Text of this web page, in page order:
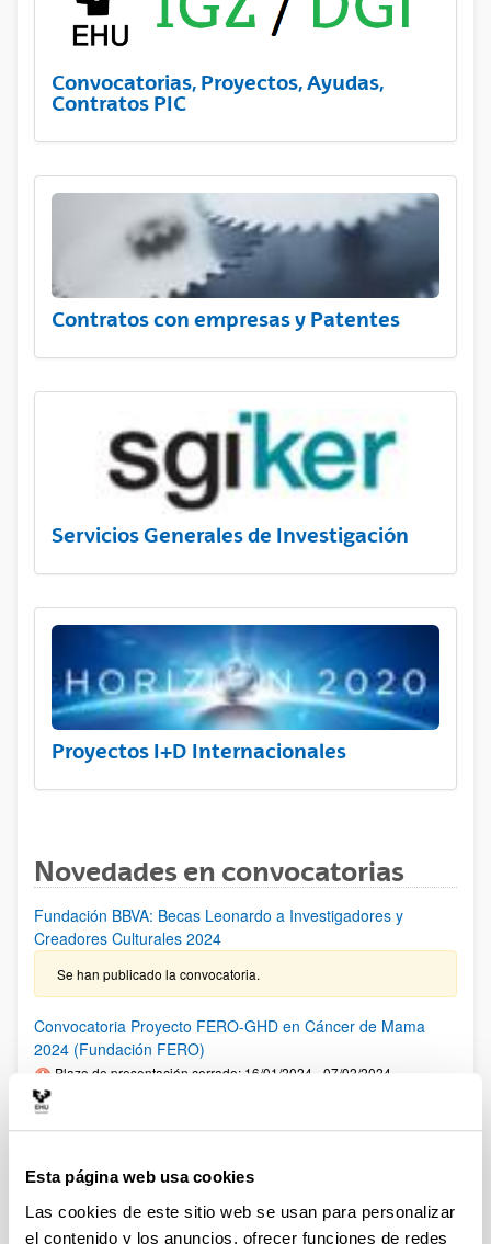
Esta página web usa cookies
Las cookies de este sitio web se usan para personalizar
el contenido y los anuncios, ofrecer funciones de redes
Convocatorias, Proyectos, Ayudas,
Contratos PIC
Contratos con empresas y Patentes
Servicios Generales de Investigación
Proyectos I+D Internacionales
Novedades en convocatorias
Fundación BBVA: Becas Leonardo a Investigadores y
Creadores Culturales 2024
Se han publicado la convocatoria.
Convocatoria Proyecto FERO-GHD en Cáncer de Mama
2024 (Fundación FERO)
Plazo de presentación cerrado: 16/01/2024 - 07/02/2024
presentar una solicitud: 02/02/2024 Fase1: hasta el
2024